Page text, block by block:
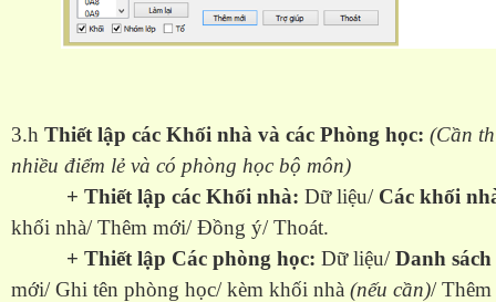
3.h Thiết lập các Khối nhà và các Phòng học: (Cần
nhiều điểm lẻ và có phòng học bộ môn)
+ Thiết lập các Khối nhà: Dữ liệu/ Các khối
khối nhà/ Thêm mới/ Đồng ý/ Thoát.
+ Thiết lập Các phòng học: Dữ liệu/Danh
mới/ Ghi tên phòng học/ kèm khối nhà (nếu cần)/